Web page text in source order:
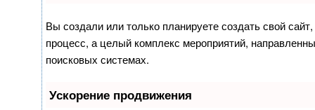
Вы создали или только планируете создать свой
процесс, а целый комплекс мероприятий,
поисковых системах.
Ускорение продвижения